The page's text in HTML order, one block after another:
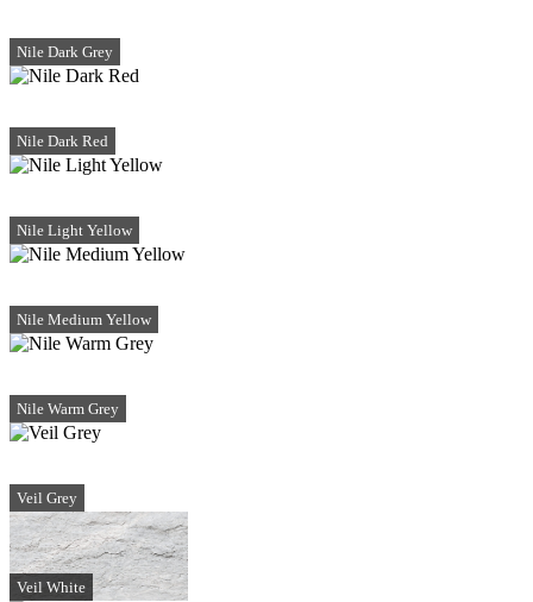
Nile Dark Grey
Nile Dark Red
Nile Light Yellow
Nile Medium Yellow
Nile Warm Grey
Veil Grey
Veil White